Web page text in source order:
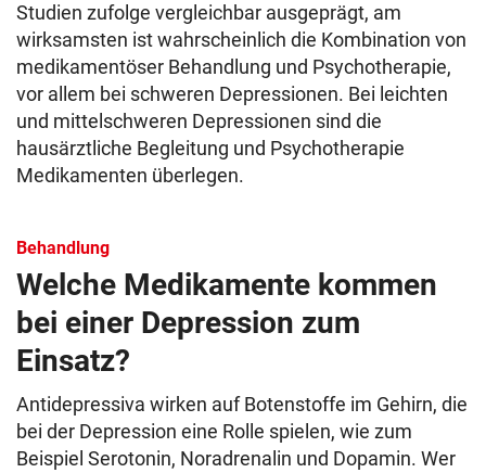
Studien zufolge vergleichbar ausgeprägt, am
wirksamsten ist wahrscheinlich die Kombination von
medikamentöser Behandlung und Psychotherapie,
vor allem bei schweren Depressionen. Bei leichten
und mittelschweren Depressionen sind die
hausärztliche Begleitung und Psychotherapie
Medikamenten überlegen.
Behandlung
Welche Medikamente kommen
bei einer Depression zum
Einsatz?
Antidepressiva wirken auf Botenstoffe im Gehirn, die
bei der Depression eine Rolle spielen, wie zum
Beispiel Serotonin, Noradrenalin und Dopamin. Wer